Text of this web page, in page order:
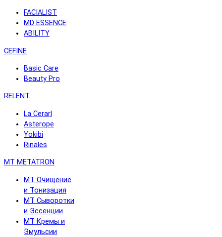
FACIALIST
MD ESSENCE
ABILITY
CEFINE
Basic Care
Beauty Pro
RELENT
La Cerarl
Asterope
Yokibi
Rinales
MT METATRON
MT Очищение
и Тонизация
MT Сыворотки
и Эссенции
MT Кремы и
Эмульсии